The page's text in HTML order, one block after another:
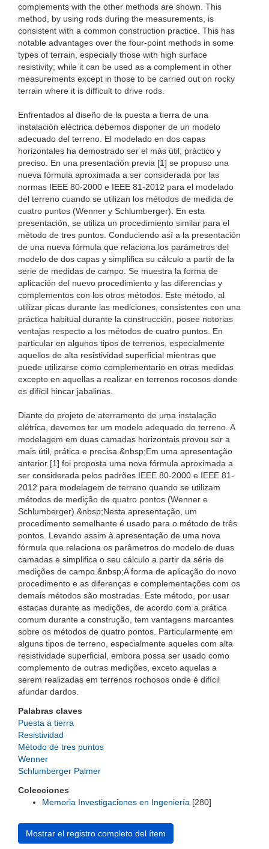
complements with the other methods are shown. This
method, by using rods during the measurements, is
consistent with a common construction practice. This has
notable advantages over the four-point methods in some
types of terrain, especially those with high surface
resistivity; while it can be used as a complement in other
measurements except in those to be carried out on rocky
terrain where it is difficult to drive rods.
Enfrentados al diseño de la puesta a tierra de una
instalación eléctrica debemos disponer de un modelo
adecuado del terreno. El modelado en dos capas
horizontales ha demostrado ser el más útil, práctico y
preciso. En una presentación previa [1] se propuso una
nueva fórmula aproximada a ser considerada por las
normas IEEE 80-2000 e IEEE 81-2012 para el modelado
del terreno cuando se utilizan los métodos de medida de
cuatro puntos (Wenner y Schlumberger). En esta
presentación, se utiliza un procedimiento similar para el
método de tres puntos. Conduciendo así a la presentación
de una nueva fórmula que relaciona los parámetros del
modelo de dos capas y simplifica su cálculo a partir de la
serie de medidas de campo. Se muestra la forma de
aplicación del nuevo procedimiento y las diferencias y
complementos con los otros métodos. Este método, al
utilizar picas durante las mediciones, consistentes con una
práctica habitual durante la construcción, posee notorias
ventajas respecto a los métodos de cuatro puntos. En
particular en algunos tipos de terrenos, especialmente
aquellos de alta resistividad superficial mientras que
puede utilizarse como complementario en otras medidas
excepto en aquellas a realizar en terrenos rocosos donde
es difícil hincar jabalinas.
Diante do projeto de aterramento de uma instalação
elétrica, devemos ter um modelo adequado do terreno. A
modelagem em duas camadas horizontais provou ser a
mais útil, prática e precisa.&nbsp;Em uma apresentação
anterior [1] foi proposta uma nova fórmula aproximada a
ser considerada pelos padrões IEEE 80-2000 e IEEE 81-
2012 para modelagem de terreno quando se utilizam
métodos de medição de quatro pontos (Wenner e
Schlumberger).&nbsp;Nesta apresentação, um
procedimento semelhante é usado para o método de três
pontos. Levando assim à apresentação de uma nova
fórmula que relaciona os parâmetros do modelo de duas
camadas e simplifica o seu cálculo a partir da série de
medições de campo.&nbsp;A forma de aplicação do novo
procedimento e as diferenças e complementações com os
demais métodos são mostradas. Este método, por usar
estacas durante as medições, de acordo com a prática
comum durante a construção, tem vantagens marcantes
sobre os métodos de quatro pontos. Particularmente em
alguns tipos de terreno, especialmente aqueles com alta
resistividade superficial, embora possa ser usado como
complemento de outras medições, exceto aquelas a
serem realizadas em terrenos rochosos onde é difícil
afundar dardos.
Palabras claves
Puesta a tierra
Resistividad
Método de tres puntos
Wenner
Schlumberger Palmer
Colecciones
Memoria Investigaciones en Ingeniería [280]
Mostrar el registro completo del ítem